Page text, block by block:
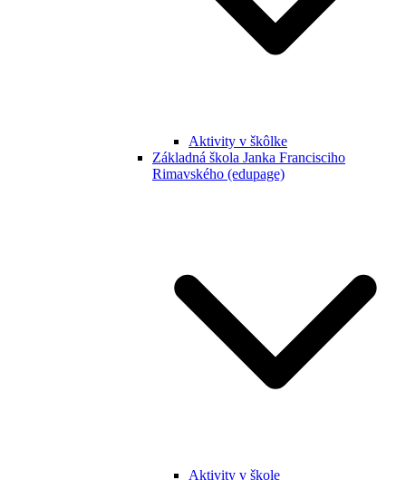
Aktivity v škôlke
Základná škola Janka Francisciho
Rimavského (edupage)
Aktivity v škole